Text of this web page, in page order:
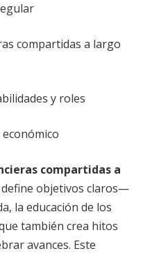
compartidas a largo
y roles
compartidas a
objetivos claros—
la educación de los
también crea hitos
avances. Este